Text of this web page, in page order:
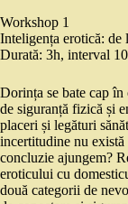
Workshop 1
Inteligența erotică: de
Durată: 3h, interval
Dorința se bate cap în
de siguranță fizică și
placeri și legături
incertitudine nu
concluzie ajungem?
eroticului cu
două categorii de